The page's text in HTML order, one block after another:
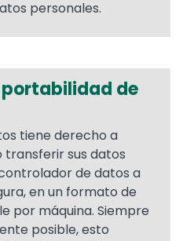
personales.
portabilidad de
tiene derecho a
sus datos
de datos a
en un formato de
por máquina. Siempre
posible, esto